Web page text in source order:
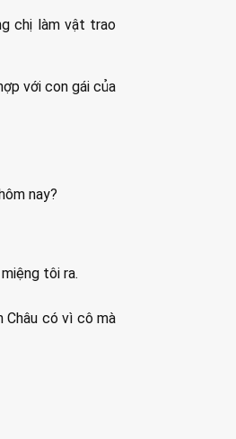
chị làm vật trao
với con gái của
nay?
tôi ra.
Châu có vì cô mà